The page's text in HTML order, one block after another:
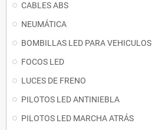
CABLES ABS
NEUMÁTICA
BOMBILLAS LED PARA VEHICULOS
FOCOS LED
LUCES DE FRENO
PILOTOS LED ANTINIEBLA
PILOTOS LED MARCHA ATRÁS